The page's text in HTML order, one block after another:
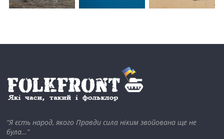
“Я єсть народ, якого Правди сила ніким звойована ще не
була…”